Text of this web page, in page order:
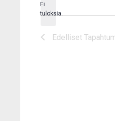
Notice
Ei
tuloksia.
Edelliset